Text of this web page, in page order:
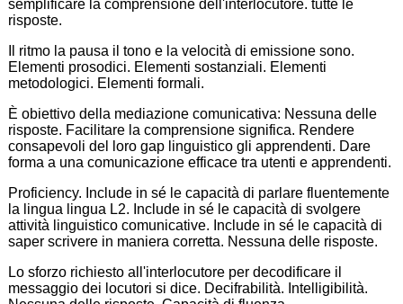
semplificare la comprensione dell'interlocutore. tutte le
risposte.
Il ritmo la pausa il tono e la velocità di emissione sono.
Elementi prosodici. Elementi sostanziali. Elementi
metodologici. Elementi formali.
È obiettivo della mediazione comunicativa: Nessuna delle
risposte. Facilitare la comprensione significa. Rendere
consapevoli del loro gap linguistico gli apprendenti. Dare
forma a una comunicazione efficace tra utenti e apprendenti.
Proficiency. Include in sé le capacità di parlare fluentemente
la lingua lingua L2. Include in sé le capacità di svolgere
attività linguistico comunicative. Include in sé le capacità di
saper scrivere in maniera corretta. Nessuna delle risposte.
Lo sforzo richiesto all'interlocutore per decodificare il
messaggio dei locutori si dice. Decifrabilità. Intelligibilità.